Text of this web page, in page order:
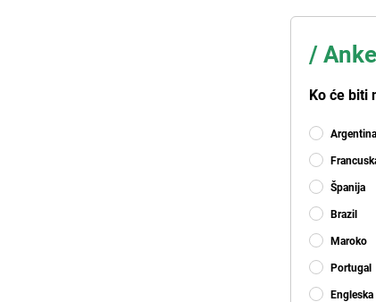
/
Ko će biti
Argentina
Španija
Brazil
Maroko
Portugal
Engleska